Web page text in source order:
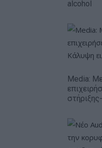
alcohol
Media: